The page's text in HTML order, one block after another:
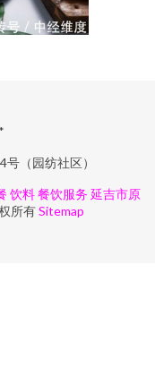
（园纺社区）
饮料 餐饮服务 延吉市原
所有Sitemap